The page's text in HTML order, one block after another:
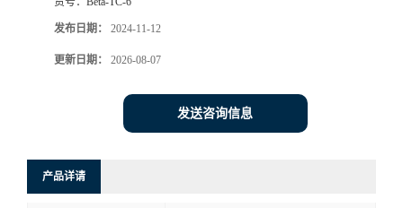
发布日期： 2024-11-12
更新日期： 2026-08-07
发送咨询信息
产品详请